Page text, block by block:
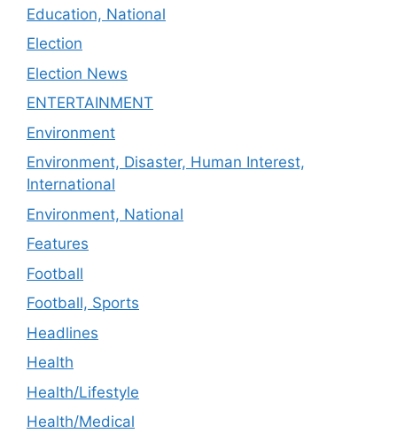
Education, National
Election
Election News
ENTERTAINMENT
Environment
Environment, Disaster, Human Interest,
International
Environment, National
Features
Football
Football, Sports
Headlines
Health
Health/Lifestyle
Health/Medical